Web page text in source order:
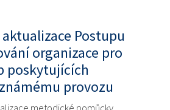
Postupu
organizace pro
poskytujících
provozu